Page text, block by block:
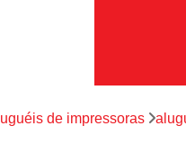
de impressoras